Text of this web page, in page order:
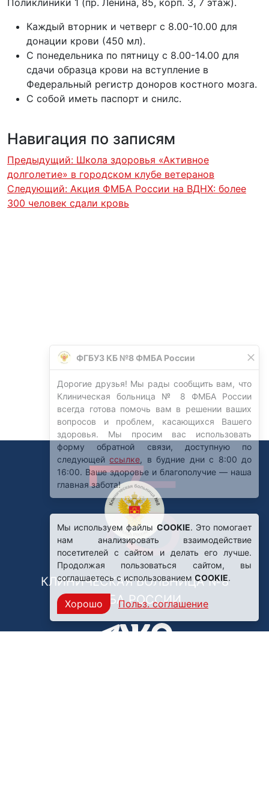
Поликлиники 1 (пр. Ленина, 85, корп. 3, 7 этаж).
Каждый вторник и четверг с 8.00-10.00 для
донации крови (450 мл).
С понедельника по пятницу с 8.00-14.00 для
сдачи образца крови на вступление в
Федеральный регистр доноров костного мозга.
️️С собой иметь паспорт и снилс.
Навигация по записям
Предыдущий: Школа здоровья «Активное
долголетие» в городском клубе ветеранов
Следующий: Акция ФМБА России на ВДНХ: более
300 человек сдали кровь
КЛИНИЧЕСКАЯ БОЛЬНИЦА №8
ФМБА РОССИИ
Мы используем файлы COOKIE. Это помогает
нам анализировать взаимодействие
посетителей с сайтом и делать его лучше.
Продолжая пользоваться сайтом, вы
соглашаетесь с использованиемCOOKIE.
Хорошо Польз. соглашение